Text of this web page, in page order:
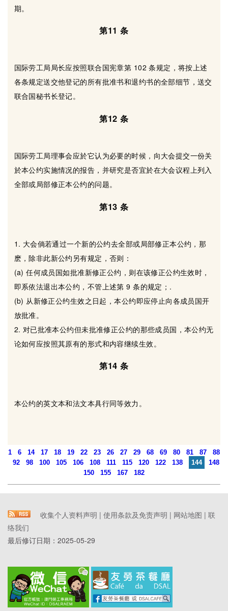
期。
第11 条
国际劳工局局长应按照联合国宪章第 102 条规定，将按上述
各条规定送交他登记的所有批准书和退约书的全部细节，送交
联合国秘书长登记。
第12 条
国际劳工局理事会应於它认为必要的时候，向大会提交一份关
於本公约实施情况的报告，并研究是否宜於在大会议程上列入
全部或局部修正本公约的问题。
第13 条
1. 大会倘若通过一个新的公约去全部或局部修正本公约，那
麽，除非此新公约另有规定，否则：
(a) 任何成员国如批准新修正公约，则在该修正公约生效时，
即系依法退出本公约，不管上述第 9 条的规定；.
(b) 从新修正公约生效之日起，本公约即应停止向各成员国开
放批准。
2. 对已批准本公约但未批准修正公约的那些成员国，本公约无
论如何应按照其原有的形式和内容继续生效。
第14 条
本公约的英文本和法文本具行同等效力。
1 6 14 17 18 19 22 23 26 27 29 68 69 80 81 87
88
92
98 100 105 106 108 111 115 120 122 138 144
148
150
155 167 182
收集个人资料声明 | 使用条款及免责声明 | 网站地图 | 联
络我们
最后修订日期： 2025-05-29